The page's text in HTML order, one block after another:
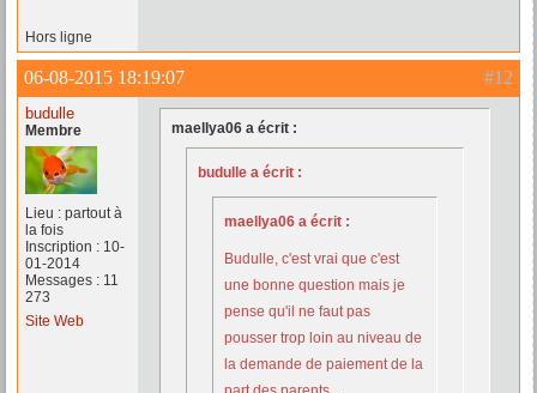
Hors ligne
#12
06-08-2015 18:19:07
budulle
Membre
Lieu : partout à
la fois
Inscription : 10-
01-2014
Messages : 11
273
Site Web
maellya06 a écrit :
budulle a écrit :
maellya06 a écrit :
Budulle, c'est vrai que c'est
une bonne question mais je
pense qu'il ne faut pas
pousser trop loin au niveau de
la demande de paiement de la